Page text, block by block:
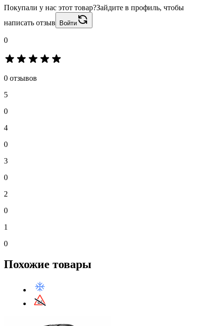
Покупали у нас этот товар?Зайдите в профиль, чтобы
написать отзыв
Войти
0
0 отзывов
5
0
4
0
3
0
2
0
1
0
Похожие товары